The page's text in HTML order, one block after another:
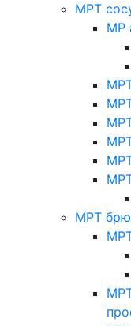
МРТ
МР
МРТ